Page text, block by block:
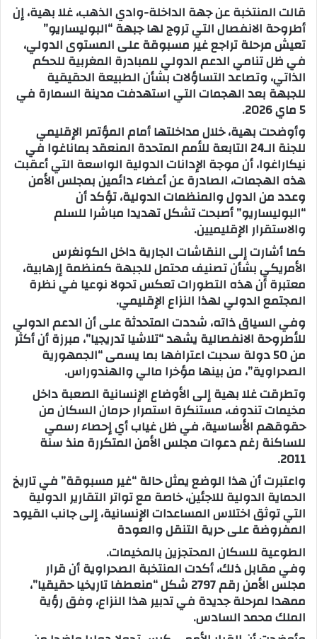
ل
ب
ر
ي
د
ا
ل
ك
ت
ر
و
ي
ا
قالت المنتخبة عن جهة الداخلة-وادي الذهب، غلا بهية، إن
أطروحة الانفصال التي تروج لها جبهة “البوليساريو”
تعيش مرحلة تراجع غير مسبوقة على المستوى الدولي،
في ظل تنامي الدعم الدولي للمبادرة المغربية للحكم
الذاتي، وتصاعد التساؤلات بشأن الطبيعة الحقيقية
للجبهة بعد الهجمات التي استهدفت مدينة السمارة في
5 ماي 2026.
وأوضحت بهية، خلال مداخلتها أمام المؤتمر الإقليمي
للجنة الـ24 التابعة للأمم المتحدة المنعقد بماناغوا في
نيكاراغوا، أن موجة الإدانات الدولية الواسعة التي أعقبت
هذه الهجمات، الصادرة عن أعضاء دائمين بمجلس الأمن
وعدد من الدول والمنظمات الدولية، تؤكد أن
“البوليساريو” أصبحت تشكل تهديدا مباشرا للسلم
والاستقرار الإقليميين.
كما أشارت إلى النقاشات الجارية داخل الكونغرس
الأمريكي بشأن تصنيف محتمل للجبهة كمنظمة إرهابية،
معتبرة أن هذه التطورات تعكس تحولا نوعيا في نظرة
المجتمع الدولي لهذا النزاع الإقليمي.
وفي السياق ذاته، شددت المتحدثة على أن الدعم الدولي
للأطروحة الانفصالية يشهد “تلاشيا تدريجيا”، مبرزة أن أكثر
من 50 دولة سحبت اعترافها بما يسمى “الجمهورية
الصحراوية”، من بينها مؤخرا مالي والهندوراس.
وتطرقت غلا بهية إلى الأوضاع الإنسانية الصعبة داخل
مخيمات تندوف، مستنكرة استمرار حرمان السكان من
حقوقهم الأساسية، في ظل غياب أي إحصاء رسمي
للساكنة رغم دعوات مجلس الأمن المتكررة منذ سنة
2011.
واعتبرت أن هذا الوضع يمثل حالة “غير مسبوقة” في تاريخ
الحماية الدولية للاجئين، خاصة مع تواتر التقارير الدولية
التي توثق اختلاس المساعدات الإنسانية، إلى جانب القيود
المفروضة على حرية التنقل والعودة
الطوعية للسكان المحتجزين بالمخيمات.
وفي مقابل ذلك، أكدت المنتخبة الصحراوية أن قرار
مجلس الأمن رقم 2797 شكل “منعطفا تاريخيا حقيقيا”،
ممهدا لمرحلة جديدة في تدبير هذا النزاع، وفق رؤية
الملك محمد السادس.